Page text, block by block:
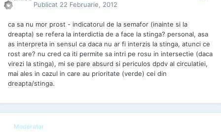
Publicat 22 Februarie, 2012
ca sa nu mor prost - indicatorul de la semafor (inainte si la
dreapta) se refera la interdictia de a face la stinga? personal, asa
as interpreta in sensul ca daca nu ar fi interzis la stinga, atunci ce
rost are? nu cred ca iti permite sa intri pe rosu in intersectie (daca
virezi la stinga), mi se pare absurd si periculos dpdv al circulatiei,
mai ales in cazul in care au prioritate (verde) cei din
dreapta/stinga.
Moderator